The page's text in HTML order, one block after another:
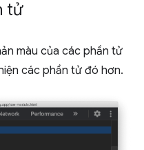
tử
màu của các phần tử
các phần tử đó hơn.